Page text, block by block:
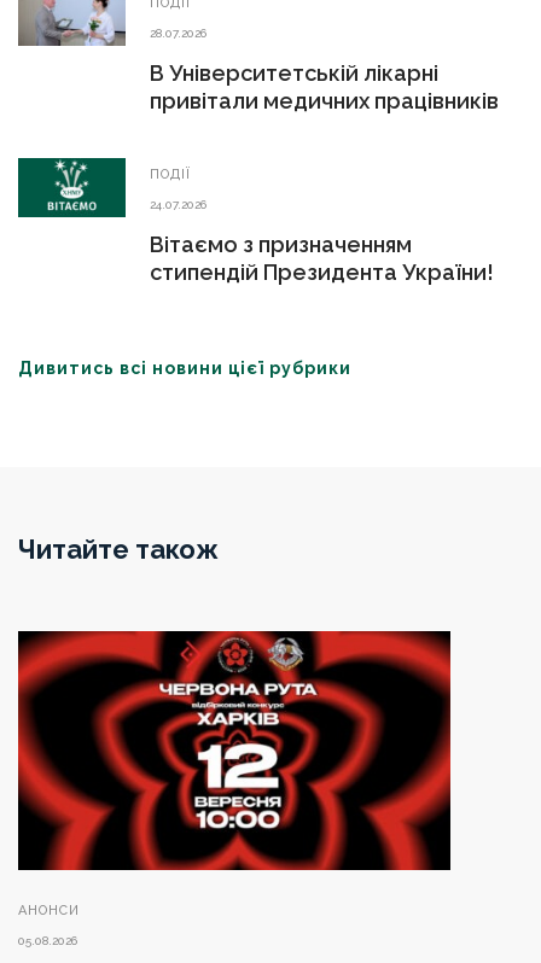
28.07.2026
В Університетській лікарні
привітали медичних працівників
ПОДІЇ
24.07.2026
Вітаємо з призначенням
стипендій Президента України!
Дивитись всі новини цієї рубрики
Читайте також
АНОНСИ
05.08.2026